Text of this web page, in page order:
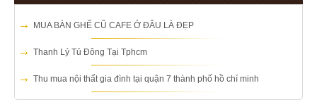
MUA BÀN GHẾ CŨ CAFE Ở ĐÂU LÀ ĐẸP
Thanh Lý Tủ Đông Tại Tphcm
Thu mua nội thất gia đình tại quận 7 thành phố hồ chí minh